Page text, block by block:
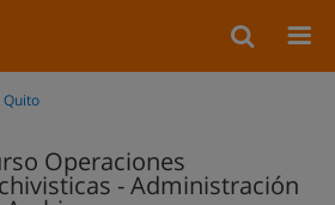
Quito
Operaciones
- Administración